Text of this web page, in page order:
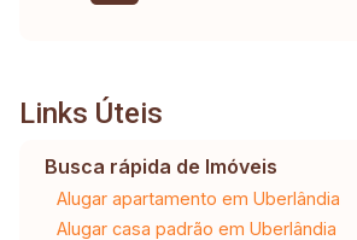
Links Úteis
Busca rápida de Imóveis
Alugar apartamento em Uberlândia
Alugar casa padrão em Uberlândia